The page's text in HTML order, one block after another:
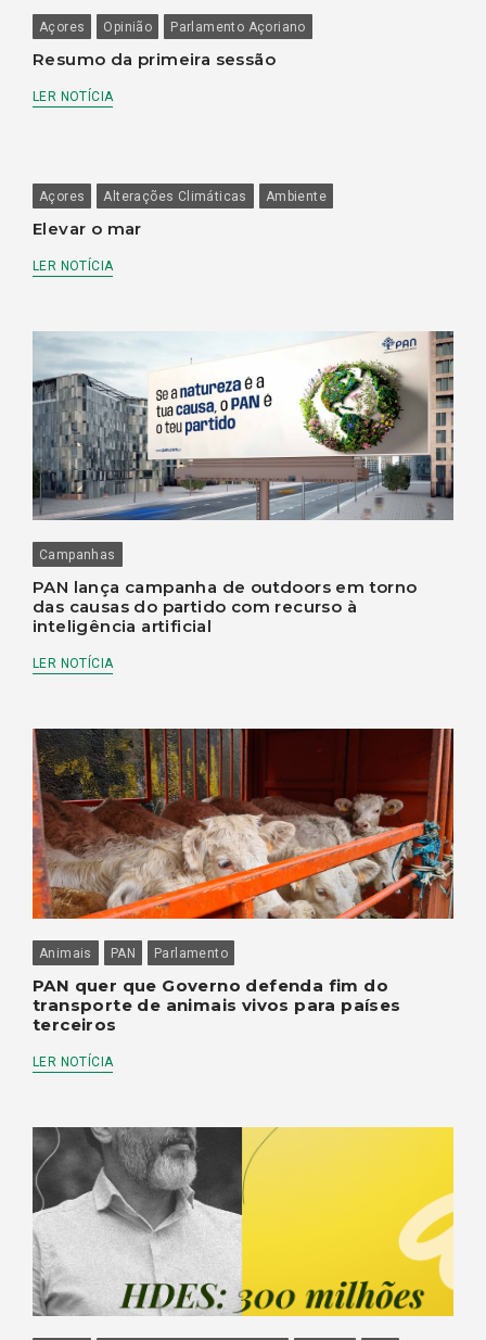
Açores Opinião Parlamento Açoriano
Resumo da primeira sessão
LER NOTÍCIA
Açores Alterações Climáticas Ambiente
Elevar o mar
LER NOTÍCIA
Campanhas
PAN lança campanha de outdoors em torno
das causas do partido com recurso à
inteligência artificial
LER NOTÍCIA
Animais PAN Parlamento
PAN quer que Governo defenda fim do
transporte de animais vivos para países
terceiros
LER NOTÍCIA